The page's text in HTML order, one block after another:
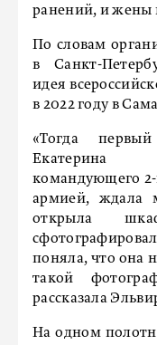
ранений, и жены
По словам
в Санкт-
идея
в 2022 году в
«Тогда
Екатерина
командующего 2-
армией, ждала
открыла
поняла, что она
такой
рассказала
На одном